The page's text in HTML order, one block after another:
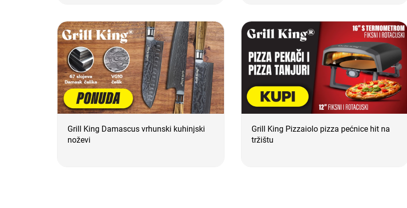
Grill King Damascus vrhunski kuhinjski
noževi
Grill King Pizzaiolo pizza pećnice hit na
tržištu